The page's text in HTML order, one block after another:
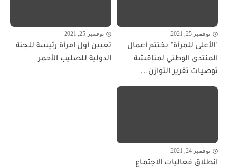
نوفمبر 25, 2021
"الأعلى للمرأة" يختتم أعمال
المنتدى الوطني لمناقشة
توصيات تقرير التوازن...
نوفمبر 25, 2021
تعيين أول امرأة رئيسة للجنة
الدولية للصليب الأحمر
نوفمبر 24, 2021
انطلاق فعاليات الاجتماع